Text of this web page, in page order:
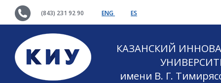
(843) 231 92 90 ENG ES
КАЗАНСКИЙ
имени В. Г.